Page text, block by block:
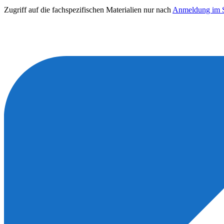
Zugriff auf die fachspezifischen Materialien nur nach Anmeldung im